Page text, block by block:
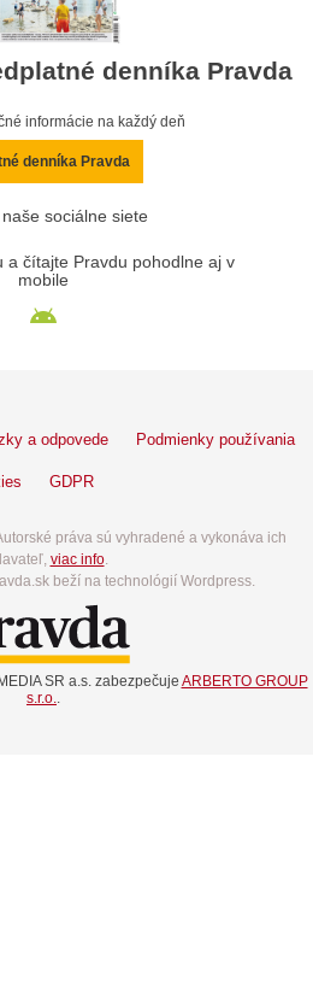
denníka Pravda
informácie na každý deň
denníka Pravda
sociálne siete
a čítajte Pravdu pohodlne aj v
mobile
a odpovede Podmienky používania
GDPR
práva sú vyhradené a vykonáva ich
viac info.
beží na technológií Wordpress.
SR a.s. zabezpečuje ARBERTO GROUP
s.r.o.